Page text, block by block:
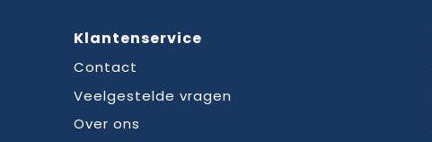
Klantenservice
Contact
Veelgestelde vragen
Over ons